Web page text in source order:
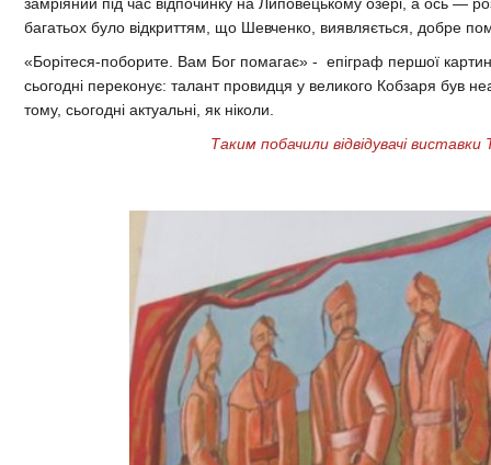
замріяний під час відпочинку на Липовецькому озері, а ось —
багатьох було відкриттям, що Шевченко, виявляється, добре
«Борітеся-поборите. Вам Бог помагає» - епіграф першої картини,
сьогодні переконує: талант провидця у великого Кобзаря був
тому, сьогодні актуальні, як ніколи.
Таким побачили відвідувачі